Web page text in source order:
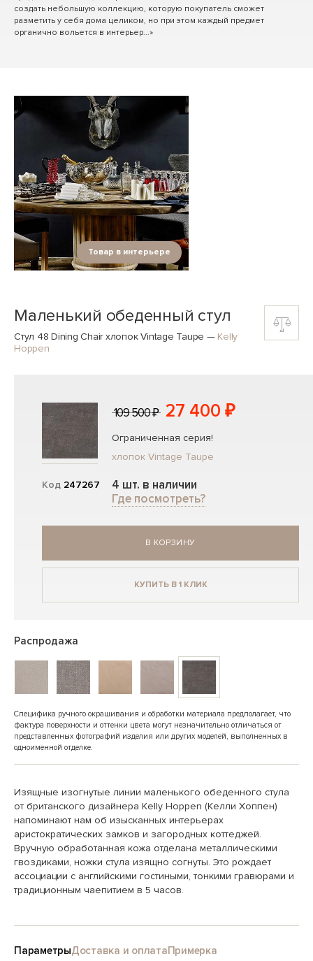
создать небольшую коллекцию, которую покупатель сможет
разметить у себя дома целиком, но при этом каждый предмет
органично вольется в интерьер...»
Товар в интерьере
Маленький обеденный стул
Стул 48 Dining Chair хлопок Vintage Taupe — Kelly
Hoppen
Код 247267
109 500 ₽ 27 400 ₽
Ограниченная серия!
хлопок Vintage Taupe
4 шт. в наличии
Где посмотреть?
В КОРЗИНУ
КУПИТЬ В 1 КЛИК
Распродажа
Специфика ручного окрашивания и обработки материала предполагает, что
фактура поверхности и оттенки цвета могут незначительно отличаться от
представленных фотографий изделия или других моделей, выполненных в
одноименной отделке.
Изящные изогнутые линии маленького обеденного стула
от британского дизайнера Kelly Hoppen (Келли Хоппен)
напоминают нам об изысканных интерьерах
аристократических замков и загородных коттеджей.
Вручную обработанная кожа отделана металлическими
гвоздиками, ножки стула изящно согнуты. Это рождает
ассоциации с английскими гостиными, тонкими гравюрами и
традиционным чаепитием в 5 часов.
ПараметрыДоставка и оплатаПримерка